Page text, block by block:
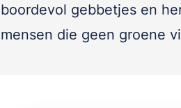
boordevol gebbetjes en
mensen die geen groene